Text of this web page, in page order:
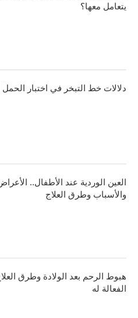
يتعامل معها؟
دلالات خط التبخر في اختبار الحمل
العين الوردية عند الأطفال..
والأسباب وطرق العلاج
هبوط الرحم بعد الولادة وطرق
الفعالة له